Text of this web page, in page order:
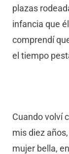
plazas
infancia que
comprendí
el tiempo
Cuando volví
mis diez
mujer bella,